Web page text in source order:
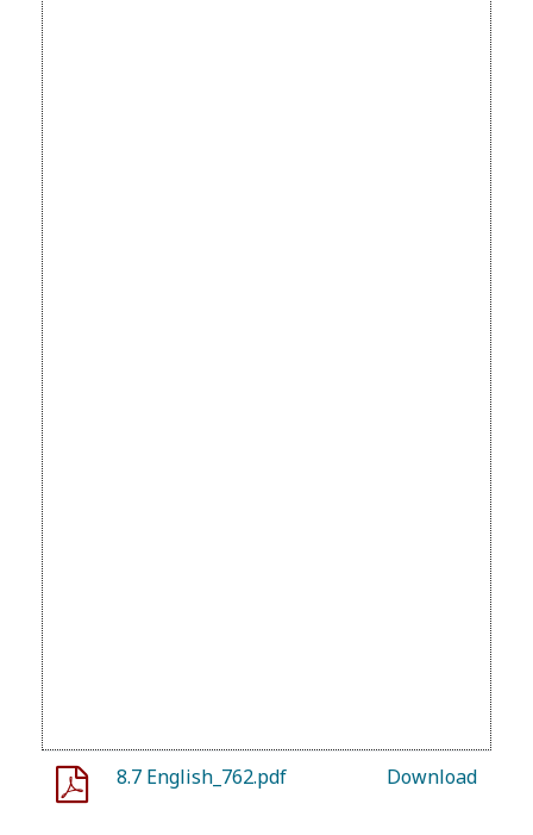
8.7 English_762.pdf Download